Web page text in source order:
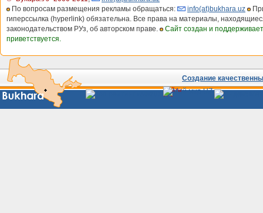
По вопросам размещения рекламы обращаться:
info(at)bukhara.uz
гиперссылка (hyperlink) обязательна. Все права на материалы,
законодательством РУз, об авторском праве.
Сайт создан и
приветствуется.
Создание
Сайты
Узбекистана